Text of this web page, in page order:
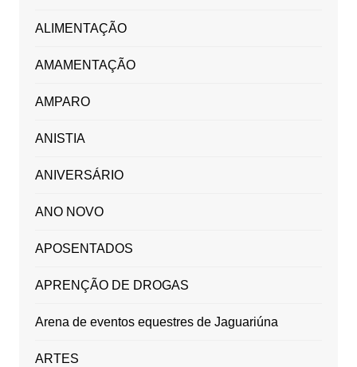
ALIMENTAÇÃO
AMAMENTAÇÃO
AMPARO
ANISTIA
ANIVERSÁRIO
ANO NOVO
APOSENTADOS
APRENÇÃO DE DROGAS
Arena de eventos equestres de Jaguariúna
ARTES